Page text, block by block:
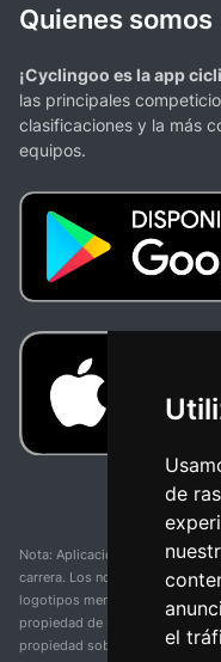
de
el
Quienes somos
¡Cyclingoo es la app
las principales
clasificaciones y la más
equipos.
Nota: Aplicación y web no
carrera. Los nombres de
logotipos mencionados en esta
propiedad de sus respectivos
propiedad sobre estas marcas